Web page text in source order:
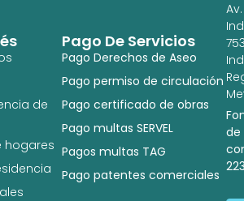
Pago De Servicios
Pago Derechos de Aseo
Pago permiso de circulación
Pago certificado de obras
Pago multas SERVEL
Pagos multas TAG
Pago patentes comerciales
de
hogares
Av.
de